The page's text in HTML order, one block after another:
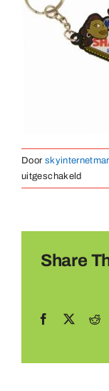
Magnete
Door
uitgeschakeldvoor
Share
Facebook